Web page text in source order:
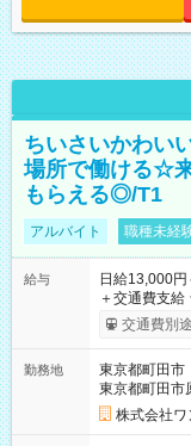
ちいさいかわい
場所で働ける☆
もらえる◎/T1
アルバイト 職種未経
給与
日給13,000円
＋交通費支給 ★交通費全額支給！ ┗案件により規定あり ★日払
いOK！（規
ンビニATMから
交通費別
勤務地
東京都町田市
東京都町田市
株式会社